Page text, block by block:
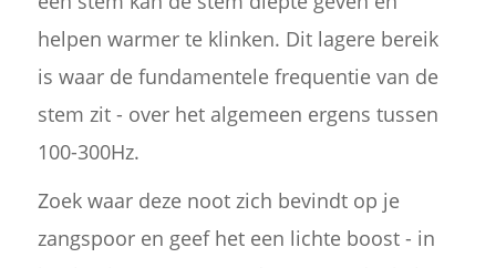
helpen warmer te klinken. Dit lagere bereik
is waar de fundamentele frequentie van de
stem zit - over het algemeen ergens tussen
100-300Hz.
Zoek waar deze noot zich bevindt op je
zangspoor en geef het een lichte boost - in